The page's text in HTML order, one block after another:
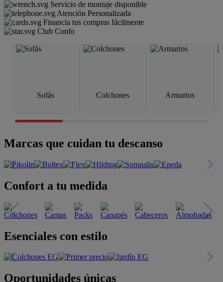
Servicio de montaje disponible
Atención Personalizada
Financia tus compras fácilmente
Club Confo
Sofás Colchones Armarios
Marcas que cuidan tu descanso
Confort a tu medida
Esenciales con estilo
Oportunidades únicas